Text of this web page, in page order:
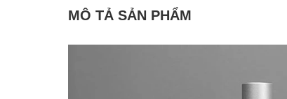
MÔ TẢ SẢN PHẨM